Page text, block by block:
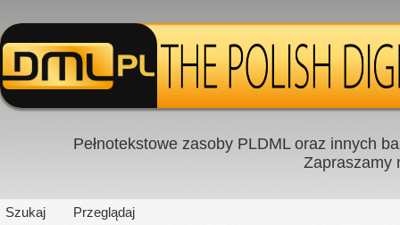
Pełnotekstowe zasoby PLDML oraz innych
Zapraszamy
Szukaj Przeglądaj